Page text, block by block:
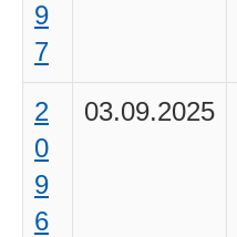
9
7
2
0
9
6
03.09.2025